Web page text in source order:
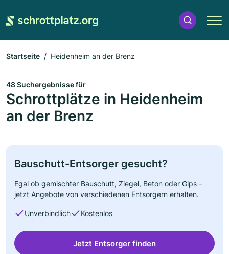
Startseite Heidenheim an der Brenz
48 Suchergebnisse für
Schrottplätze in Heidenheim
an der Brenz
Bauschutt-Entsorger gesucht?
Egal ob gemischter Bauschutt, Ziegel, Beton oder Gips –
jetzt Angebote von verschiedenen Entsorgern erhalten.
Unverbindlich Kostenlos
Jetzt Entsorger finden